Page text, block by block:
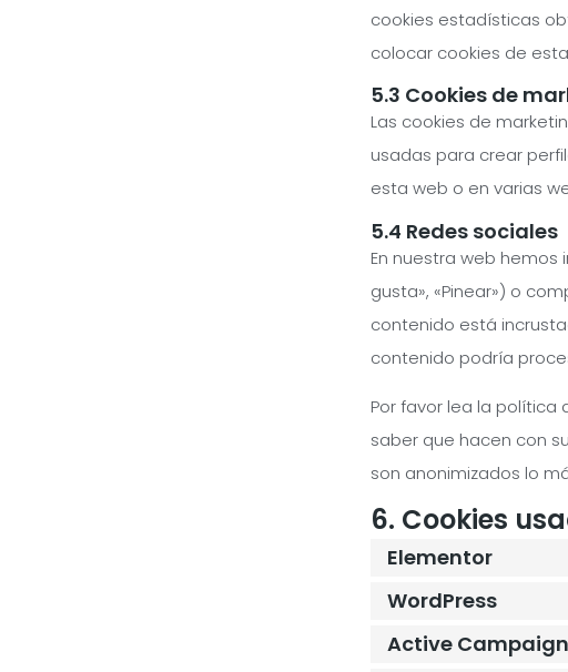
cookies estadísticas
colocar cookies de
5.3 Cookies de
Las cookies de
usadas para crear
esta web o en varias
5.4 Redes sociales
En nuestra web
gusta», «Pinear») o
contenido está
contenido podría
Por favor lea la
saber que hacen con
son anonimizados lo
6. Cookies
Elementor
WordPress
Active Campaign